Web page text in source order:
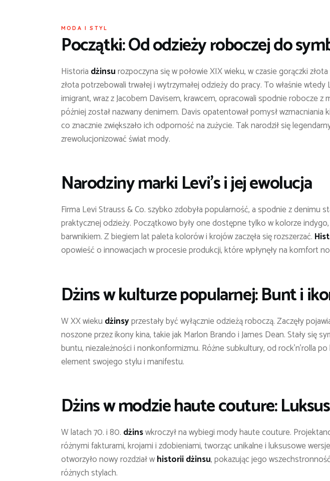
MODA I STYL
Początki: Od odzieży roboczej do
Historia dżinsurozpoczyna się w połowie XIX wieku, w czasie gorączki
złota potrzebowali trwałej i wytrzymałej odzieży do pracy. To właśnie
imigrant, wraz z Jacobem Davisem, krawcem, opracowali spodnie robocze z
później został nazwany denimem. Davis opatentował pomysł wzmacniania
co znacznie zwiększało ich odporność na zużycie. Tak narodził się
zrewolucjonizować świat mody.
Narodziny marki Levi’s i jej ewolucja
Firma Levi Strauss & Co. szybko zdobyła popularność, a spodnie z denimu
praktycznej odzieży. Początkowo były one dostępne tylko w kolorze
barwnikiem. Z biegiem lat paleta kolorów i krojów zaczęła się rozszerzać.
opowieść o innowacjach w procesie produkcji, które wpłynęły na komfort
Dżins w kulturze popularnej: Bunt i
W XX wieku dżinsyprzestały być wyłącznie odzieżą roboczą. Zaczęły
noszone przez ikony kina, takie jak Marlon Brando i James Dean. Stały się
buntu, niezależności i nonkonformizmu. Różne subkultury, od rock’n’rolla
element swojego stylu i manifestu.
Dżins w modzie haute couture:
W latach 70. i 80. dżinswkroczył na wybiegi mody haute couture.
różnymi fakturami, krojami i zdobieniami, tworząc unikalne i luksusowe
otworzyło nowy rozdział whistorii dżinsu, pokazując jego
różnych stylach.